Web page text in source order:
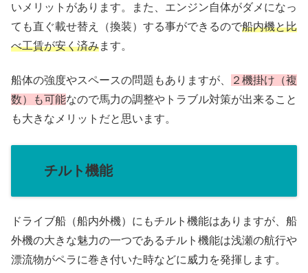
いメリットがあります。また、エンジン自体がダメになっ
ても直ぐ載せ替え（換装）する事ができるので船内機と比
べ工賃が安く済みます。
船体の強度やスペースの問題もありますが、
２機掛け（複
数）も可能なので馬力の調整やトラブル対策が出来ること
も大きなメリットだと思います。
チルト機能
ドライブ船（船内外機）にもチルト機能はありますが、船
外機の大きな魅力の一つであるチルト機能は浅瀬の航行や
漂流物がペラに巻き付いた時などに威力を発揮します。